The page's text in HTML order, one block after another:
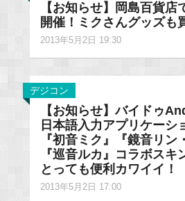
【お知らせ】岡島百貨店
開催！ミクさんグッズも
2013年5月2日 19:30
デジコン
【お知らせ】バイドゥ
日本語入力アプリケーシ
『初音ミク』『鏡音リン
『巡音ルカ』コラボスキ
とっても便利カワイイ！
2013年5月2日 17:00